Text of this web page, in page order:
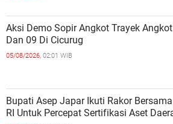
Aksi Demo Sopir Angkot Trayek
Dan 09 Di Cicurug
05/08/2026, 02:01 WIB
Bupati Asep Japar Ikuti Rakor
RI Untuk Percepat Sertifikasi Aset